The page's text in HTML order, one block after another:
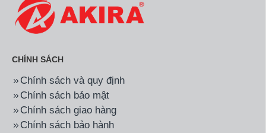
CHÍNH SÁCH
Chính sách và quy định
Chính sách bảo mật
Chính sách giao hàng
Chính sách bảo hành